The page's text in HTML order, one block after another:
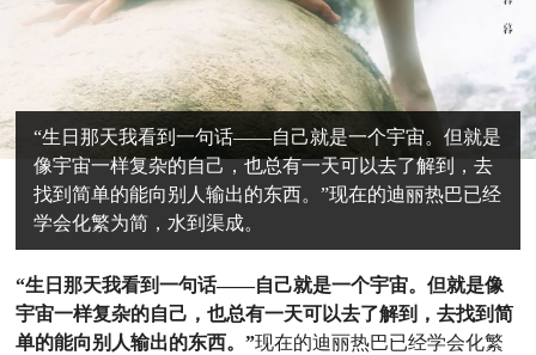
“生日那天我看到一句话——自己就是一个宇宙。但就是
像宇宙一样复杂的自己，也总有一天可以去了解到，去
找到简单的能向别人输出的东西。”现在的迪丽热巴已经
学会化繁为简，水到渠成。
“生日那天我看到一句话——自己就是一个宇宙。但就是像
宇宙一样复杂的自己，也总有一天可以去了解到，去找到简
单的能向别人输出的东西。”现在的迪丽热巴已经学会化繁